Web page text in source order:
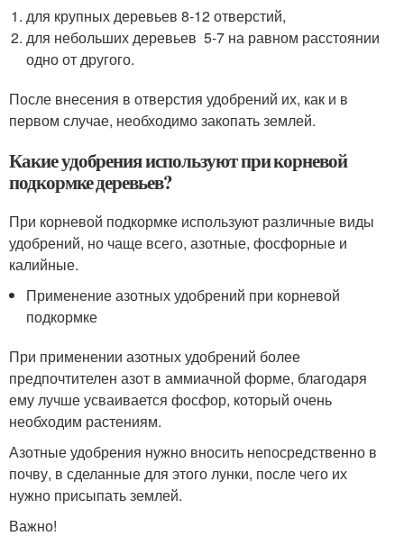
для крупных деревьев 8-12 отверстий,
для небольших деревьев 5-7 на равном расстоянии
одно от другого.
После внесения в отверстия удобрений их, как и в
первом случае, необходимо закопать землей.
Какие удобрения используют при корневой
подкормке деревьев?
При корневой подкормке используют различные виды
удобрений, но чаще всего, азотные, фосфорные и
калийные.
Применение азотных удобрений при корневой
подкормке
При применении азотных удобрений более
предпочтителен азот в аммиачной форме, благодаря
ему лучше усваивается фосфор, который очень
необходим растениям.
Азотные удобрения нужно вносить непосредственно в
почву, в сделанные для этого лунки, после чего их
нужно присыпать землей.
Важно!